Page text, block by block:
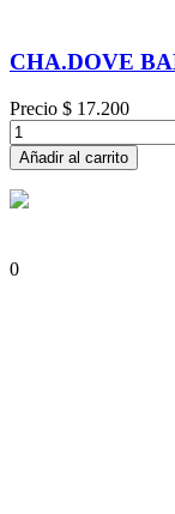
CHA.DOVE
Precio $ 17.200
Añadir al carrito
0